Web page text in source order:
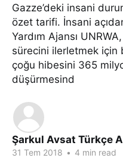
Gazze’deki insani
özet tarifi. İnsani
Yardım Ajansı
sürecini ilerletmek için
çoğu hibesini 365
düşürmesind
Şarkul Avsat Türkçe
31 Tem 2018 • 4 min read